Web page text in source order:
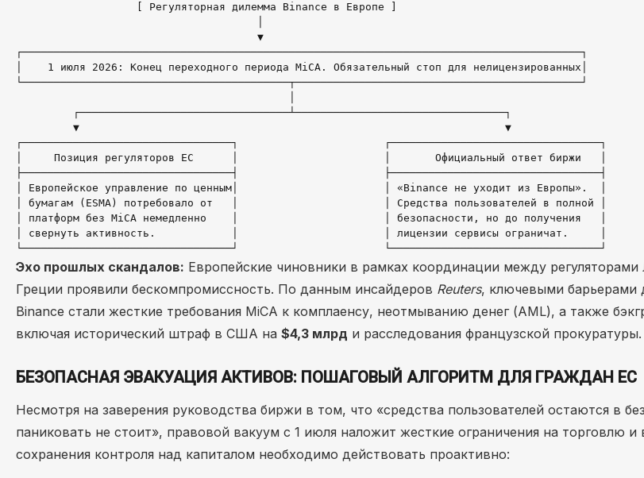
                   [ Регуляторная дилемма Binance в Европе ]
                                      ▼
┌────────────────────────────────────────────────────────────────────────────────────────┐
│    1 июля 2026: Конец переходного периода MiCA. Обязательный стоп для нелицензированных│
└──────────────────────────────────────────┬─────────────────────────────────────────────┘
         ┌─────────────────────────────────┴─────────────────────────────────┐
         ▼                                                                   ▼
┌─────────────────────────────────┐                       ┌─────────────────────────────────┐
│     Позиция регуляторов ЕС      │                       │       Официальный ответ биржи   │
├─────────────────────────────────┤                       ├─────────────────────────────────┤
│ Европейское управление по ценным│                       │ «Binance не уходит из Европы».  │
│ бумагам (ESMA) потребовало от   │                       │ Средства пользователей в полной │
│ платформ без MiCA немедленно    │                       │ безопасности, но до получения   │
│ свернуть активность.            │                       │ лицензии сервисы ограничат.     │
Эхо прошлых скандалов: Европейские чиновники в рамках координации между
Греции проявили бескомпромиссность. По данным инсайдеров Reuters, ключевыми барьерами
Binance стали жесткие требования MiCA к комплаенсу, неотмыванию денег (AML), а также
включая исторический штраф в США на $4,3 млрд и расследования французской прокуратуры.
БЕЗОПАСНАЯ ЭВАКУАЦИЯ АКТИВОВ: ПОШАГОВЫЙ АЛГОРИТМ ДЛЯ ГРАЖДАН ЕС
Несмотря на заверения руководства биржи в том, что «средства пользователей остаются в
паниковать не стоит», правовой вакуум с 1 июля наложит жесткие ограничения на торговлю
сохранения контроля над капиталом необходимо действовать проактивно: